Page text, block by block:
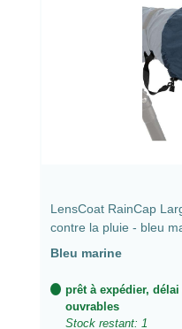
LensCoat RainCap
contre la pluie - bleu
Bleu marine
prêt à expédier,
ouvrables
Stock restant: 1